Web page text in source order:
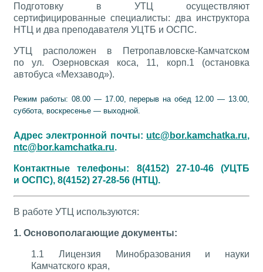
Подготовку в УТЦ осуществляют
сертифицированные специалисты: два инструктора
НТЦ и два преподавателя УЦТБ и ОСПС.
УТЦ расположен в Петропавловске-Камчатском
по ул. Озерновская коса, 11, корп.1 (остановка
автобуса «Мехзавод»).
Режим работы: 08.00 — 17.00, перерыв на обед 12.00 — 13.00,
суббота, воскресенье — выходной.
Адрес электронной почты: utc@bor.kamchatka.ru,
ntc@bor.kamchatka.ru.
Контактные телефоны: 8(4152) 27-10-46 (УЦТБ
и ОСПС), 8(4152) 27-28-56 (НТЦ).
В работе УТЦ используются:
1. Основополагающие документы:
1.1 Лицензия Минобразования и науки
Камчатского края,